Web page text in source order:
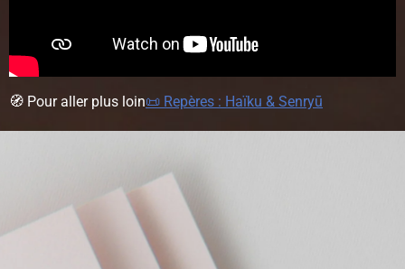
🧭 Pour aller plus loin📜 Repères : Haïku & Senryū